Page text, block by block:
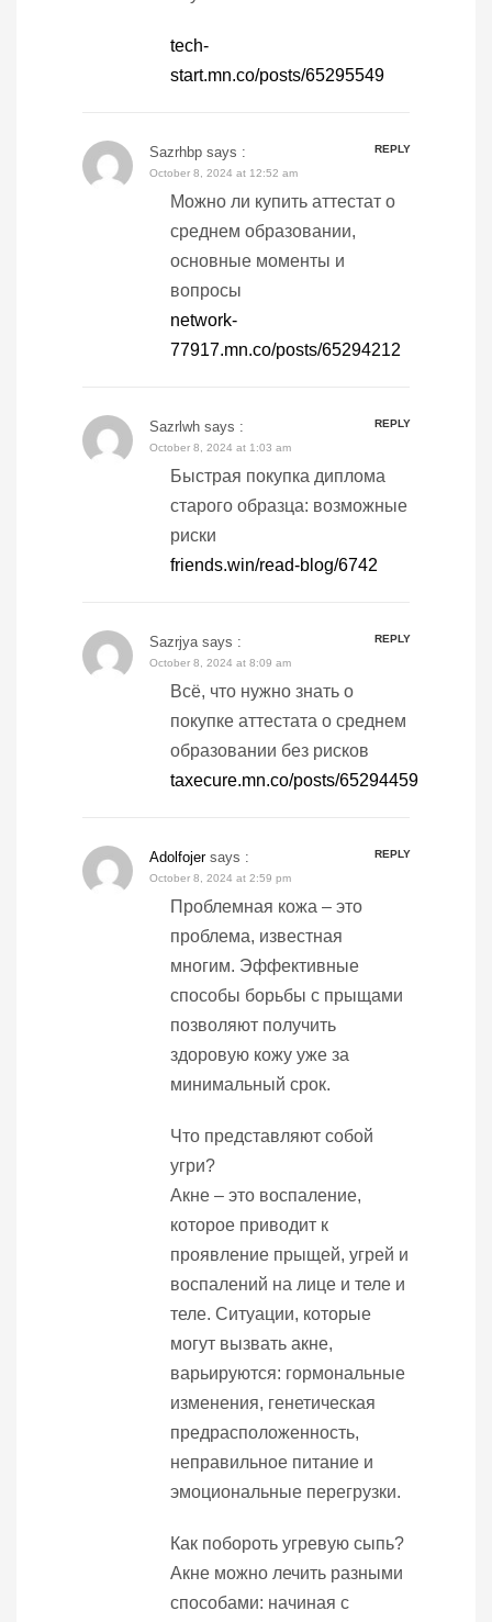
tech-
start.mn.co/posts/65295549
Sazrhbp says :
REPLY
October 8, 2024 at 12:52 am
Можно ли купить аттестат о
среднем образовании,
основные моменты и
вопросы
network-
77917.mn.co/posts/65294212
Sazrlwh says :
REPLY
October 8, 2024 at 1:03 am
Быстрая покупка диплома
старого образца: возможные
риски
friends.win/read-blog/6742
Sazrjyasays :
REPLY
October 8, 2024 at 8:09 am
Всё, что нужно знать о
покупке аттестата о среднем
образовании без рисков
taxecure.mn.co/posts/65294459
Adolfojersays :
REPLY
October 8, 2024 at 2:59 pm
Проблемная кожа – это
проблема, известная
многим. Эффективные
способы борьбы с прыщами
позволяют получить
здоровую кожу уже за
минимальный срок.
Что представляют собой
угри?
Акне – это воспаление,
которое приводит к
проявление прыщей, угрей и
воспалений на лице и теле и
теле. Ситуации, которые
могут вызвать акне,
варьируются: гормональные
изменения, генетическая
предрасположенность,
неправильное питание и
эмоциональные перегрузки.
Как побороть угревую сыпь?
Акне можно лечить разными
способами: начиная с